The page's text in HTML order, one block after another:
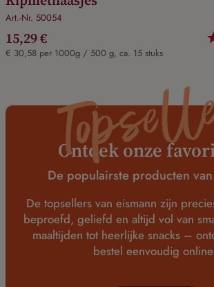
Art.-Nr. 50054
15,29 €
€ 30,58 per 1000g / 500 g, ca. 15 stuks
Ontdek onze
De populairste producten
De topsellers van eismann zijn
beproefd, geliefd en altijd vol van
maaltijden tot heerlijke snacks –
bestel eenvoudig